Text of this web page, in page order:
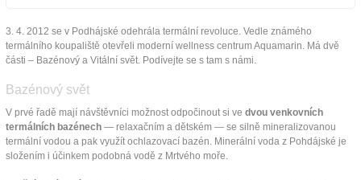
3. 4. 2012 se v Podhájské odehrála termální revoluce. Vedle známého
termálního koupaliště otevřeli moderní wellness centrum Aquamarin. Má dvě
části – Bazénový a Vitální svět. Podívejte se s tam s námi.
Bazénový svět
V prvé řadě mají návštěvníci možnost odpočinout si ve dvou venkovních
termálních bazénech — relaxačním a dětském — se silně mineralizovanou
termální vodou a pak využít ochlazovací bazén. Minerální voda z Pohdájské je
složením i účinkem podobná vodě z Mrtvého moře.